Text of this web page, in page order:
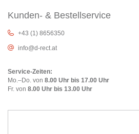
Kunden- & Bestellservice
+43 (1) 8656350
info@d-rect.at
Service-Zeiten:
Mo.–Do. von 8.00 Uhr bis 17.00 Uhr
Fr. von 8.00 Uhr bis 13.00 Uhr